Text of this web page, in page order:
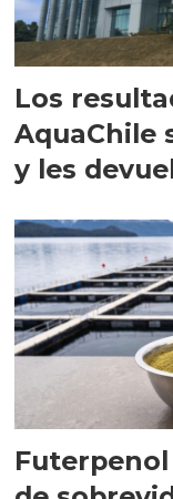
Los
AquaChile
y les
Futerpenol